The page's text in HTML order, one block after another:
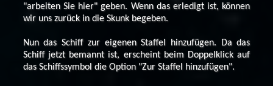
"arbeiten Sie hier" geben. Wenn das erledigt ist, können
wir uns zurück in die Skunk begeben.
Nun das Schiff zur eigenen Staffel hinzufügen. Da das
Schiff jetzt bemannt ist, erscheint beim Doppelklick auf
das Schiffssymbol die Option "Zur Staffel hinzufügen".